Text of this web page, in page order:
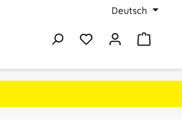
Deutsch
Du hast 0